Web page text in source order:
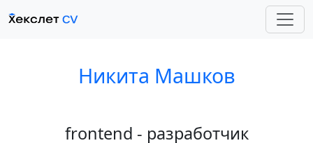
Никита Машков
frontend - разработчик